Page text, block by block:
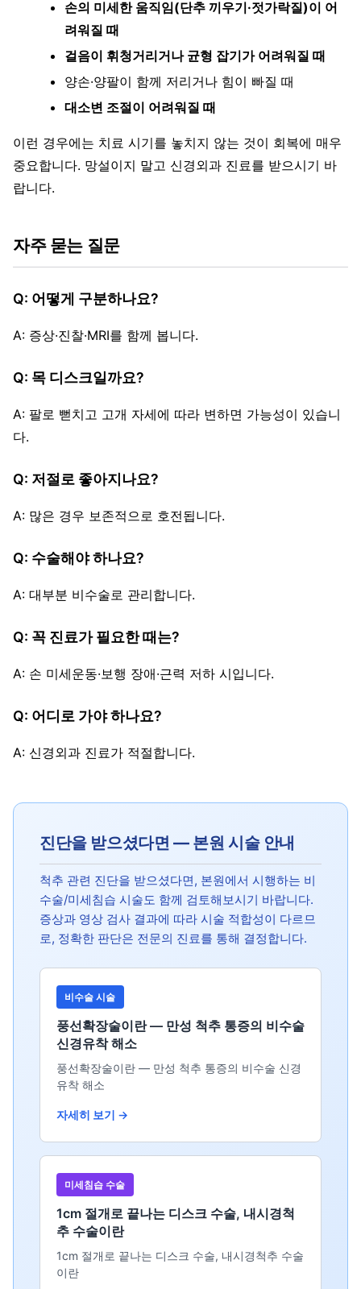
손의 미세한 움직임(단추 끼우기·젓가락질)이 어
려워질 때
걸음이 휘청거리거나 균형 잡기가 어려워질 때
양손·양팔이 함께 저리거나 힘이 빠질 때
대소변 조절이 어려워질 때
이런 경우에는 치료 시기를 놓치지 않는 것이 회복에 매우
중요합니다. 망설이지 말고 신경외과 진료를 받으시기 바
랍니다.
자주 묻는 질문
Q: 어떻게 구분하나요?
A: 증상·진찰·MRI를 함께 봅니다.
Q: 목 디스크일까요?
A: 팔로 뻗치고 고개 자세에 따라 변하면 가능성이 있습니
다.
Q: 저절로 좋아지나요?
A: 많은 경우 보존적으로 호전됩니다.
Q: 수술해야 하나요?
A: 대부분 비수술로 관리합니다.
Q: 꼭 진료가 필요한 때는?
A: 손 미세운동·보행 장애·근력 저하 시입니다.
Q: 어디로 가야 하나요?
A: 신경외과 진료가 적절합니다.
진단을 받으셨다면 — 본원 시술 안내
척추 관련 진단을 받으셨다면, 본원에서 시행하는 비
수술/미세침습 시술도 함께 검토해보시기 바랍니다.
증상과 영상 검사 결과에 따라 시술 적합성이 다르므
로, 정확한 판단은 전문의 진료를 통해 결정합니다.
비수술 시술
풍선확장술이란 — 만성 척추 통증의 비수술
신경유착 해소
풍선확장술이란 — 만성 척추 통증의 비수술 신경
유착 해소
자세히 보기 →
미세침습 수술
1cm 절개로 끝나는 디스크 수술, 내시경척
추 수술이란
1cm 절개로 끝나는 디스크 수술, 내시경척추 수술
이란